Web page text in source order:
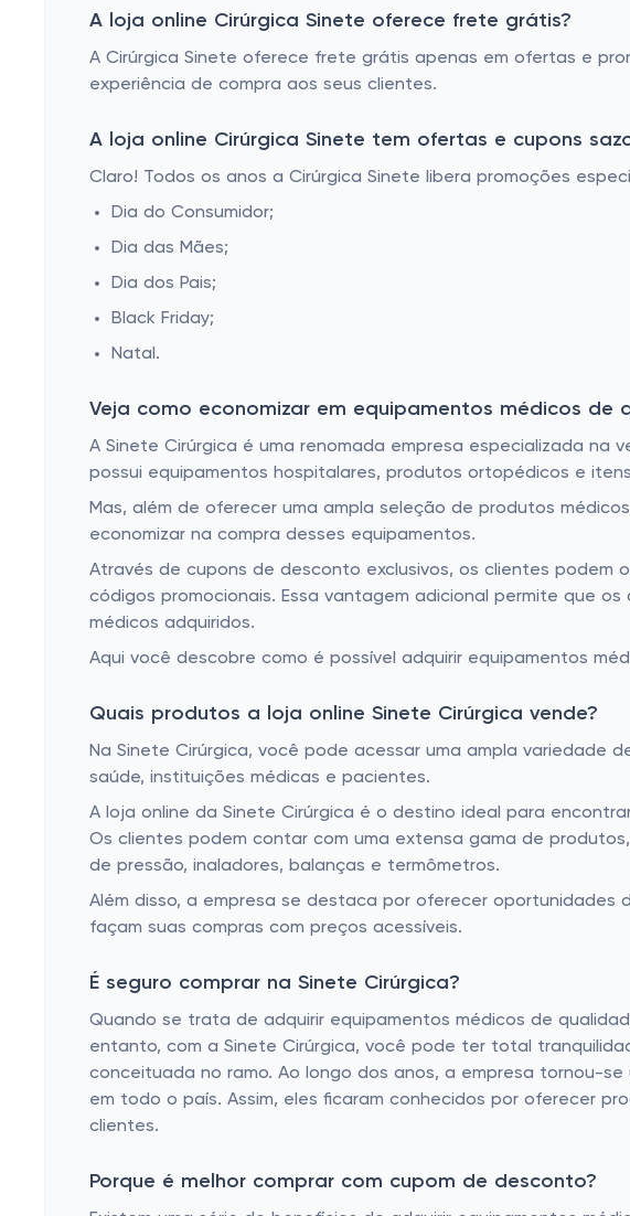
A loja online Cirúrgica Sinete oferece frete grátis?
A Cirúrgica Sinete oferece frete grátis apenas em ofertas e
experiência de compra aos seus clientes.
A loja online Cirúrgica Sinete tem ofertas e cupons
Claro! Todos os anos a Cirúrgica Sinete libera promoções
Dia do Consumidor;
Dia das Mães;
Dia dos Pais;
Black Friday;
Natal.
Veja como economizar em equipamentos médicos de
A Sinete Cirúrgica é uma renomada empresa especializada na
possui equipamentos hospitalares, produtos ortopédicos e
Mas, além de oferecer uma ampla seleção de produtos
economizar na compra desses equipamentos.
Através de cupons de desconto exclusivos, os clientes podem
códigos promocionais. Essa vantagem adicional permite que
médicos adquiridos.
Aqui você descobre como é possível adquirir equipamentos
Quais produtos a loja online Sinete Cirúrgica vende?
Na Sinete Cirúrgica, você pode acessar uma ampla
saúde, instituições médicas e pacientes.
A loja online da Sinete Cirúrgica é o destino ideal para
Os clientes podem contar com uma extensa gama de
de pressão, inaladores, balanças e termômetros.
Além disso, a empresa se destaca por oferecer
façam suas compras com preços acessíveis.
É seguro comprar na Sinete Cirúrgica?
Quando se trata de adquirir equipamentos médicos de
entanto, com a Sinete Cirúrgica, você pode ter total
conceituada no ramo. Ao longo dos anos, a empresa tornou-
em todo o país. Assim, eles ficaram conhecidos por oferecer
clientes.
Porque é melhor comprar com cupom de desconto?